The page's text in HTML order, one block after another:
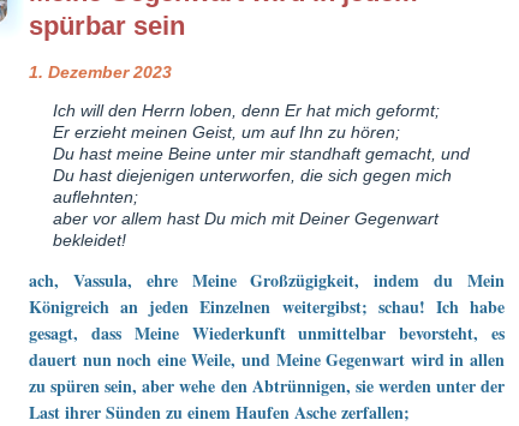
spürbar sein
1. Dezember 2023
Ich will den Herrn loben, denn Er hat mich geformt;
Er erzieht meinen Geist, um auf Ihn zu hören;
Du hast meine Beine unter mir standhaft gemacht, und
Du hast diejenigen unterworfen, die sich gegen mich
auflehnten;
aber vor allem hast Du mich mit Deiner Gegenwart
bekleidet!
ach, Vassula, ehre Meine Großzügigkeit, indem du Mein
Königreich an jeden Einzelnen weitergibst; schau! Ich habe
gesagt, dass Meine Wiederkunft unmittelbar bevorsteht, es
dauert nun noch eine Weile, und Meine Gegenwart wird in allen
zu spüren sein, aber wehe den Abtrünnigen, sie werden unter der
Last ihrer Sünden zu einem Haufen Asche zerfallen;